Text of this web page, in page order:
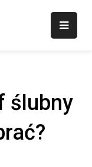
ślubny